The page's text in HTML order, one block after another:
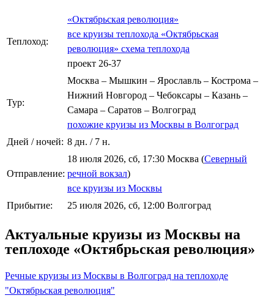
Теплоход:
«Октябрьская революция»
все круизы теплохода «Октябрьская
революция» схема теплохода
проект 26-37
Тур:
Москва – Мышкин – Ярославль – Кострома –
Нижний Новгород – Чебоксары – Казань –
Самара – Саратов – Волгоград
похожие круизы из Москвы в Волгоград
Дней / ночей: 8 дн. / 7 н.
Отправление:
18 июля 2026, сб, 17:30 Москва (Северный
речной вокзал)
все круизы из Москвы
Прибытие:
25 июля 2026, сб, 12:00 Волгоград
Актуальные круизы из Москвы на
теплоходе «Октябрьская революция»
Речные круизы из Москвы в Волгоград на теплоходе
"Октябрьская революция"